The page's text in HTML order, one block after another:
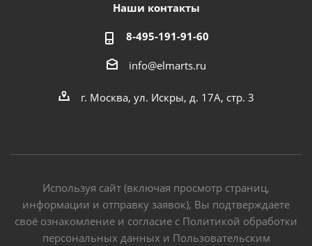
Наши контакты
8-495-191-91-60
info@elmarts.ru
г. Москва, ул. Искры, д. 17А, стр. 3
Используя сайт (включая просмотр страниц,
информации и отправку заявок), Вы подтверждаете
своё ознакомление и согласие с Политикой обработки
персональных данных и Пользовательским